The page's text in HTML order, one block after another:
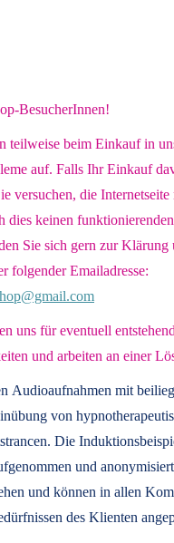
BesucherInnen!
teilweise beim Einkauf in
auf. Falls Ihr Einkauf
versuchen, die Internetseite
dies keinen
Sie sich gern zur Klärung
folgender Emailadresse:
uns für eventuell
und arbeiten an einer
Audioaufnahmen mit
von
Die
und
und können in allen
des Klienten